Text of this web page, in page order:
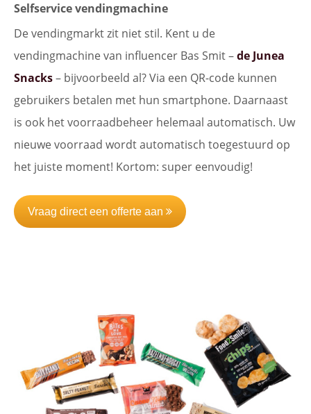
Selfservice vendingmachine
De vendingmarkt zit niet stil. Kent u de
vendingmachine van influencer Bas Smit –de Junea
Snacks– bijvoorbeeld al? Via een QR-code kunnen
gebruikers betalen met hun smartphone. Daarnaast
is ook het voorraadbeheer helemaal automatisch. Uw
nieuwe voorraad wordt automatisch toegestuurd op
het juiste moment! Kortom: super eenvoudig!
Vraag direct een offerte aan